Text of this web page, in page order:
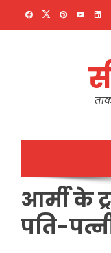
आर्मी के
पति-